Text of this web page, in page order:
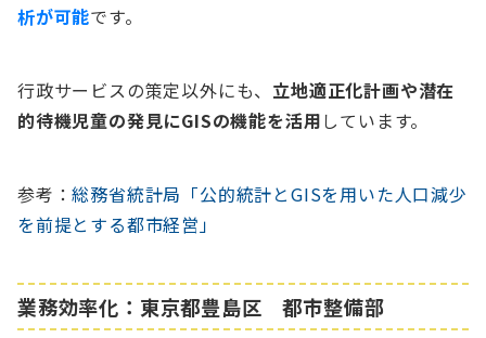
析が可能です。
行政サービスの策定以外にも、 立地適正化計画や潜在
的待機児童の発見にGISの機能を活用しています。
参考：総務省統計局「公的統計とGISを用いた人口減少
を前提とする都市経営」
業務効率化：東京都豊島区 都市整備部